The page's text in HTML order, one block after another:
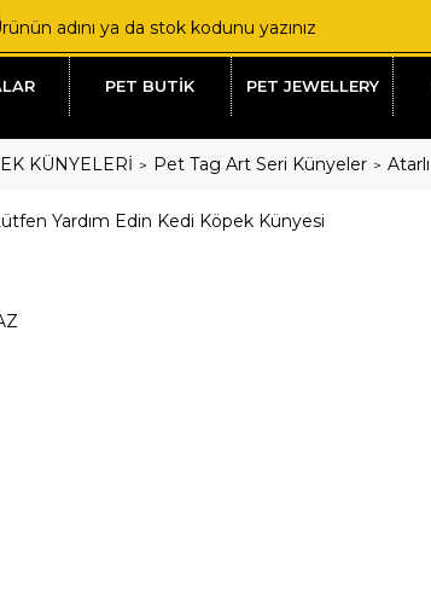
PET BUTİK PET JEWELLERY
KÜNYELERİ Pet Tag Art Seri Künyeler